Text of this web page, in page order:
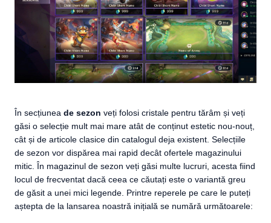
În secțiunea de sezon veți folosi cristale pentru tărâm și veți
găsi o selecție mult mai mare atât de conținut estetic nou-nouț,
cât și de articole clasice din catalogul deja existent. Selecțiile
de sezon vor dispărea mai rapid decât ofertele magazinului
mitic. În magazinul de sezon veți găsi multe lucruri, acesta fiind
locul de frecventat dacă ceea ce căutați este o variantă greu
de găsit a unei mici legende. Printre reperele pe care le puteți
aștepta de la lansarea noastră inițială se numără următoarele: